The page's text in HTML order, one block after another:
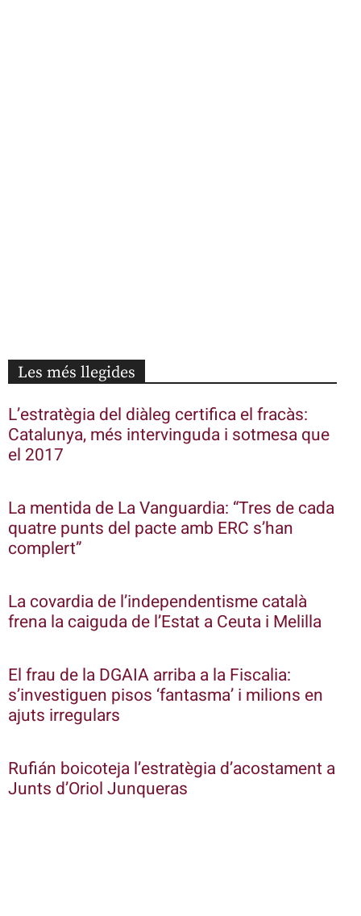
Les més llegides
L’estratègia del diàleg certifica el fracàs:
Catalunya, més intervinguda i sotmesa que
el 2017
La mentida de La Vanguardia: “Tres de cada
quatre punts del pacte amb ERC s’han
complert”
La covardia de l’independentisme català
frena la caiguda de l’Estat a Ceuta i Melilla
El frau de la DGAIA arriba a la Fiscalia:
s’investiguen pisos ‘fantasma’ i milions en
ajuts irregulars
Rufián boicoteja l’estratègia d’acostament a
Junts d’Oriol Junqueras